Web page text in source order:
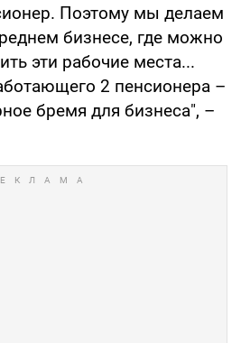
Поэтому мы делаем
бизнесе, где можно
эти рабочие места...
2 пенсионера –
бремя для бизнеса", –